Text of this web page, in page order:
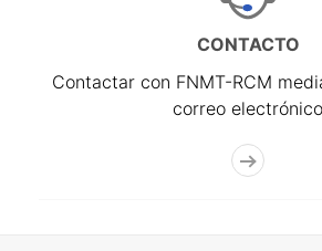
CONTACTO
Contactar con FNMT-RCM
correo electrónico